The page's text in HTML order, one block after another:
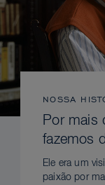
NOSSA
Por mais
fazemos
Ele era um
paixão por